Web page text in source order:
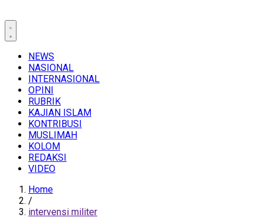
NEWS
NASIONAL
INTERNASIONAL
OPINI
RUBRIK
KAJIAN ISLAM
KONTRIBUSI
MUSLIMAH
KOLOM
REDAKSI
VIDEO
Home
/
intervensi militer